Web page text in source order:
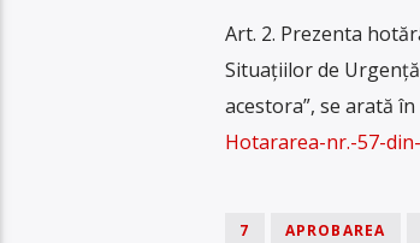
Art. 2. Prezenta
Situaţiilor de
acestora”, se arată în
Hotararea-nr.-57-
7 APROBAREA